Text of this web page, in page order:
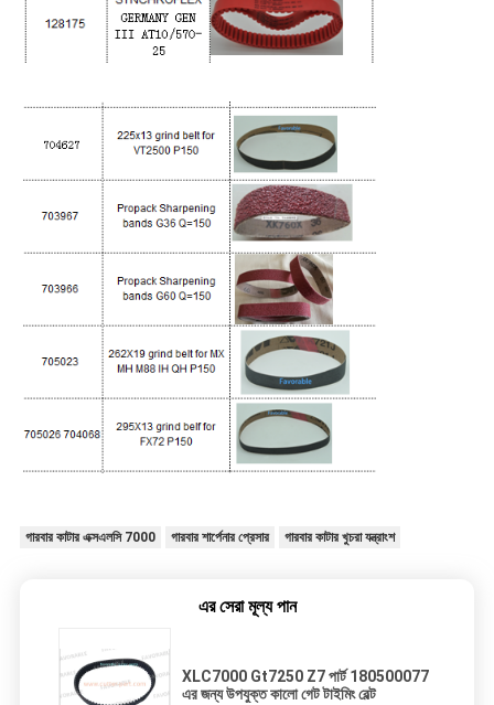
গারবার কাটার এক্সএলসি 7000 গারবার শার্পেনার প্রেসার গারবার কাটার খুচরা যন্ত্রাংশ
এর সেরা মূল্য পান
XLC7000 Gt7250 Z7 পার্ট 180500077
এর জন্য উপযুক্ত কালো গেট টাইমিং বেল্ট